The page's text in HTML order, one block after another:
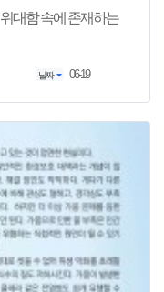
대함 속에 존재하는
날짜 06-19